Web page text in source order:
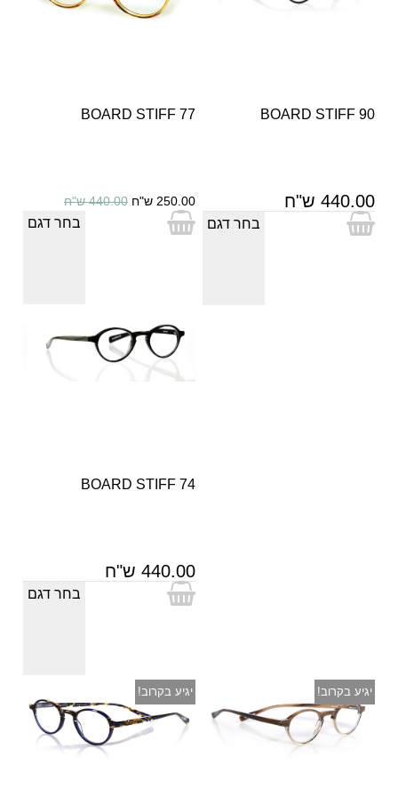
BOARD STIFF 90
440.00 ש"ח
בחר דגם
BOARD STIFF 77
250.00 ש"ח 440.00 ש"ח
בחר דגם
BOARD STIFF 74
440.00 ש"ח
בחר דגם
יגיע בקרוב! יגיע בקרוב!